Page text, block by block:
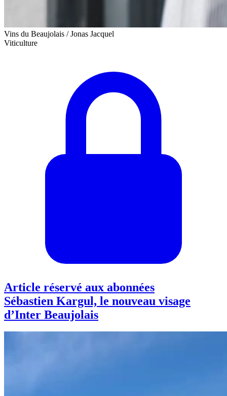
Vins du Beaujolais / Jonas Jacquel
Viticulture
Article réservé aux abonnées
Sébastien Kargul, le nouveau visage
d’Inter Beaujolais